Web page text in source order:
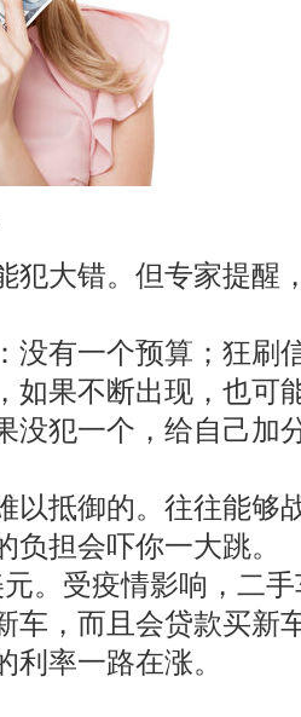
犯大错。但专家提
有一个预算；狂刷
果不断出现，也可
没犯一个，给自己加
以抵御的。往往能
担会吓你一大跳。
。受疫情影响，二
车，而且会贷款买
率一路在涨。